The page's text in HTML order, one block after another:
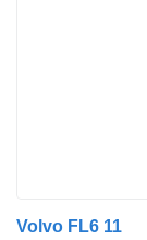
Volvo FL6 11